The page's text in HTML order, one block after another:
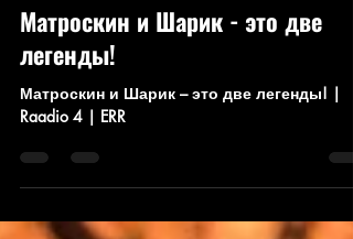
Радио 4 Андрей Созинов
12 дек. 2025 г.
1 мин. чтения
Матроскин и Шарик - это две
легенды!
Матроскин и Шарик – это две легенды! |